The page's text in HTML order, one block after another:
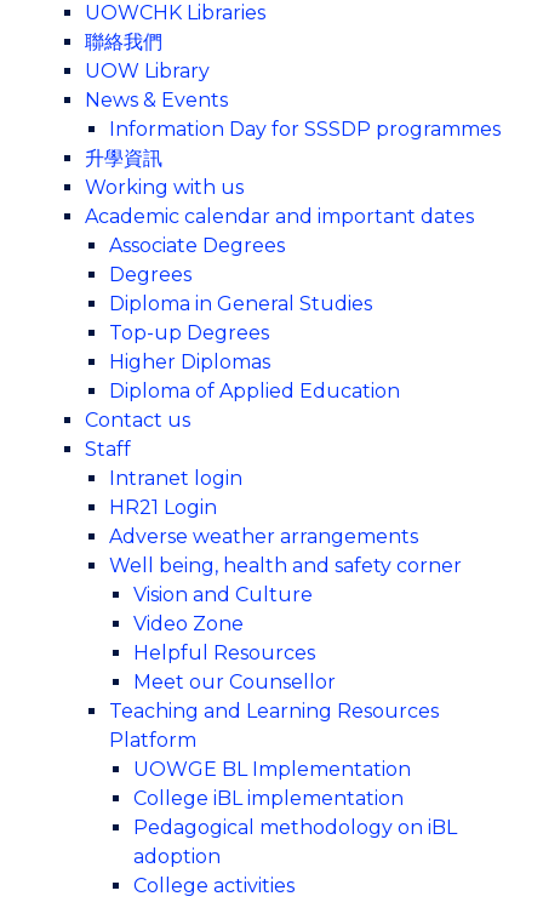
UOWCHK Libraries
聯絡我們
UOW Library
News & Events
Information Day for SSSDP programmes
升學資訊
Working with us
Academic calendar and important dates
Associate Degrees
Degrees
Diploma in General Studies
Top-up Degrees
Higher Diplomas
Diploma of Applied Education
Contact us
Staff
Intranet login
HR21 Login
Adverse weather arrangements
Well being, health and safety corner
Vision and Culture
Video Zone
Helpful Resources
Meet our Counsellor
Teaching and Learning Resources
Platform
UOWGE BL Implementation
College iBL implementation
Pedagogical methodology on iBL
adoption
College activities